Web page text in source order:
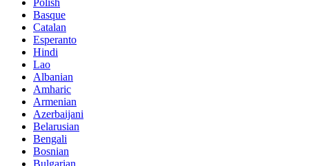
Polish
Basque
Catalan
Esperanto
Hindi
Lao
Albanian
Amharic
Armenian
Azerbaijani
Belarusian
Bengali
Bosnian
Bulgarian